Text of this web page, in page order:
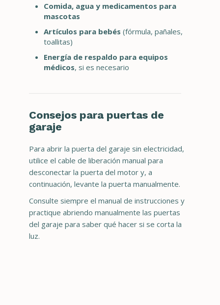
Comida, agua y medicamentos para
mascotas
Artículos para bebés (fórmula, pañales,
toallitas)
Energía de respaldo para equipos
médicos, si es necesario
Consejos para puertas de
garaje
Para abrir la puerta del garaje sin electricidad,
utilice el cable de liberación manual para
desconectar la puerta del motor y, a
continuación, levante la puerta manualmente.
Consulte siempre el manual de instrucciones y
practique abriendo manualmente las puertas
del garaje para saber qué hacer si se corta la
luz.